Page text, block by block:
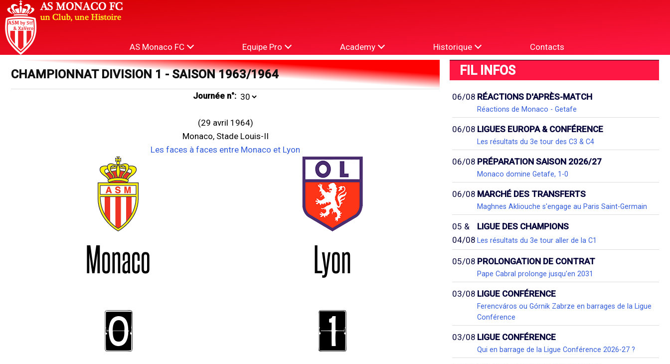
AS Monaco FC Equipe Pro Academy Historique Contacts
CHAMPIONNAT DIVISION 1 - SAISON 1963/1964
Journée n°:
(29 avril 1964)
Monaco, Stade Louis-II
Les faces à faces entre Monaco et Lyon
Monaco Lyon
0 1
FIL INFOS
06/08 RÉACTIONS D'APRÈS-MATCH
Réactions de Monaco - Getafe
06/08 LIGUES EUROPA & CONFÉRENCE
Les résultats du 3e tour des C3 & C4
06/08 PRÉPARATION SAISON 2026/27
Monaco domine Getafe, 1-0
06/08 MARCHÉ DES TRANSFERTS
Maghnes Akliouche s'engage au Paris Saint-Germain
05 &
04/08
LIGUE DES CHAMPIONS
Les résultats du 3e tour aller de la C1
05/08 PROLONGATION DE CONTRAT
Pape Cabral prolonge jusqu'en 2031
03/08 LIGUE CONFÉRENCE
Ferencváros ou Górnik Zabrze en barrages de la Ligue
Conférence
03/08 LIGUE CONFÉRENCE
Qui en barrage de la Ligue Conférence 2026-27 ?